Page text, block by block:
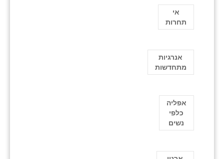
אי
תחרות
אנרגיות
מתחדשות
אפליה
כלפי
נשים